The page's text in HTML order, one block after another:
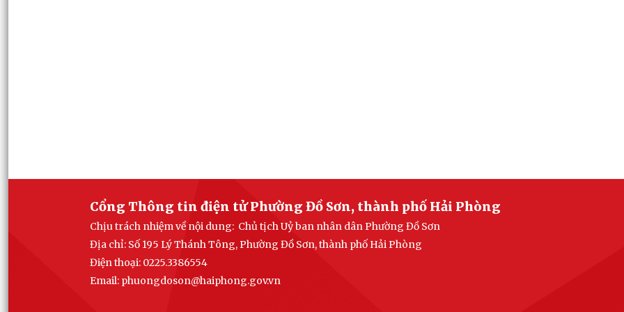
Cổng Thông tin điện tử Phường Đồ Sơn, thành phố Hải Phòng
Chịu trách nhiệm về nội dung: Chủ tịch Uỷ ban nhân dân Phường Đồ Sơn
Địa chỉ: Số 195 Lý Thánh Tông, Phường Đồ Sơn, thành phố Hải Phòng
Điện thoại: 0225.3386554
Email: phuongdoson@haiphong.gov.vn